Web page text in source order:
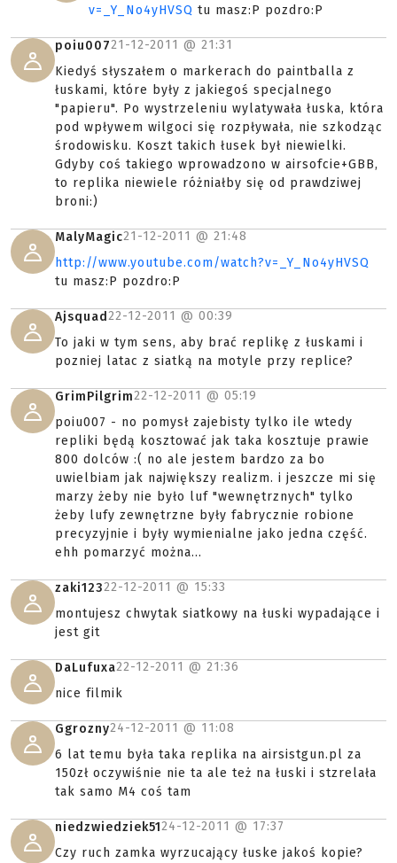
v=_Y_No4yHVSQ tu masz:P pozdro:P
poiu00721-12-2011 @ 21:31
Kiedyś słyszałem o markerach do paintballa z
łuskami, które były z jakiegoś specjalnego
"papieru". Po wystrzeleniu wylatywała łuska, która
pod wpływem wilgoci się rozpływała, nie szkodząc
środowisku. Koszt takich łusek był niewielki.
Gdyby coś takiego wprowadzono w airsofcie+GBB,
to replika niewiele różniałby się od prawdziwej
broni:)
MalyMagic21-12-2011 @ 21:48
http://www.youtube.com/watch?v=_Y_No4yHVSQ
tu masz:P pozdro:P
Ajsquad22-12-2011 @ 00:39
To jaki w tym sens, aby brać replikę z łuskami i
pozniej latac z siatką na motyle przy replice?
GrimPilgrim22-12-2011 @ 05:19
poiu007 - no pomysł zajebisty tylko ile wtedy
repliki będą kosztować jak taka kosztuje prawie
800 dolców :( no ale jestem bardzo za bo
uwielbiam jak największy realizm. i jeszcze mi się
marzy żeby nie było luf "wewnętrznych" tylko
żeby lufy zewnętrzne były fabrycznie robione
precyzyjnie i były wymienialne jako jedna część.
ehh pomarzyć można...
zaki12322-12-2011 @ 15:33
montujesz chwytak siatkowy na łuski wypadające i
jest git
DaLufuxa22-12-2011 @ 21:36
nice filmik
Ggrozny24-12-2011 @ 11:08
6 lat temu była taka replika na airsistgun.pl za
150zł oczywiśnie nie ta ale też na łuski i stzrelała
tak samo M4 coś tam
niedzwiedziek5124-12-2011 @ 17:37
Czy ruch zamka wyrzucający łuske jakoś kopie?